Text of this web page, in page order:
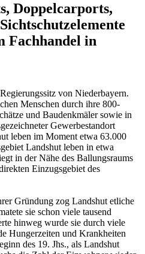
Doppelcarports,
Fachhandel in
von Niederbayern.
Menschen durch ihre 800-
und Baudenkmäler sowie in
Gewerbestandort
leben im Moment etwa 63.000
Landshut leben in etwa
in der Nähe des Ballungsraums
Einzugsgebiet des
Gründung zog Landshut etliche
sie schon viele tausend
hinweg wurde sie durch viele
Hungerzeiten und Krankheiten
des 19. Jhs., als Landshut